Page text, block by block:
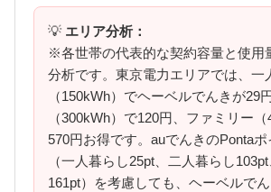
💡 エリア分析：
※各世帯の代表的な契約容量と使用
分析です。東京電力エリアでは、一
（150kWh）でヘーベルでんきが29
（300kWh）で120円、ファミリー
570円お得です。auでんきのPonta
（一人暮らし25pt、二人暮らし
161pt）を考慮しても、ヘーベルで